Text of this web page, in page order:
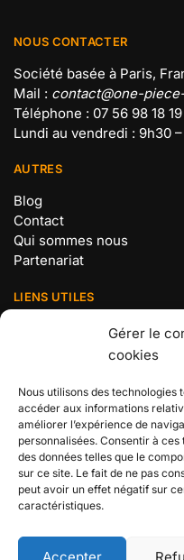
Gérer le
cookies
Nous utilisons des
accéder aux informations
améliorer l’expérience de
personnalisées. Consentir à
des données telles que le
sur ce site. Le fait de ne pas
peut avoir un effet négatif sur
caractéristiques.
Accepter
NOUS CONTACTER
Société basée à Paris,
Mail : contact@one-
Téléphone : 07 56 98 18 19
Lundi au vendredi : 9h30 –
AUTRES
Blog
Contact
Qui sommes nous
Partenariat
LIENS UTILES
Mentions légales
Politique de confidentialité
Politique de cookies (UE)
BOUTIQUE N°1 ONE PIECE
Retrouvez tous les
votre boutique n°1 en
Pirates !